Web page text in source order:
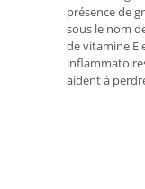
présence de
sous le nom
de vitamine E
aident à